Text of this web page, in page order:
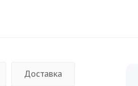
Доставка